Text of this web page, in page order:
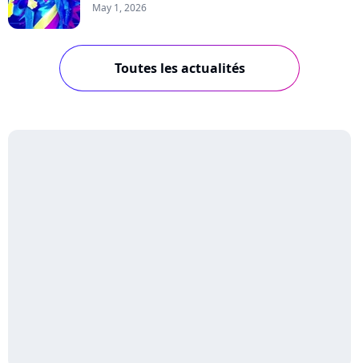
May 1, 2026
Toutes les actualités